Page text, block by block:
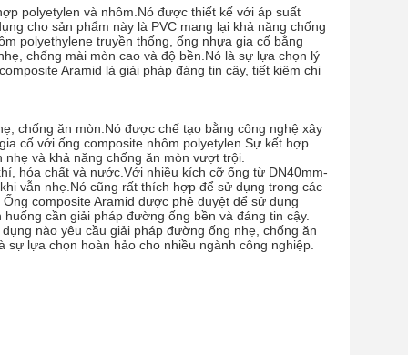
polyetylen và nhôm.Nó được thiết kế với áp suất
cho sản phẩm này là PVC mang lại khả năng chống
polyethylene truyền thống, ống nhựa gia cố bằng
chống mài mòn cao và độ bền.Nó là sự lựa chọn lý
Aramid là giải pháp đáng tin cậy, tiết kiệm chi
chống ăn mòn.Nó được chế tạo bằng công nghệ xây
cố với ống composite nhôm polyetylen.Sự kết hợp
và khả năng chống ăn mòn vượt trội.
hóa chất và nước.Với nhiều kích cỡ ống từ DN40mm-
vẫn nhẹ.Nó cũng rất thích hợp để sử dụng trong các
composite Aramid được phê duyệt để sử dụng
cần giải pháp đường ống bền và đáng tin cậy.
nào yêu cầu giải pháp đường ống nhẹ, chống ăn
lựa chọn hoàn hảo cho nhiều ngành công nghiệp.